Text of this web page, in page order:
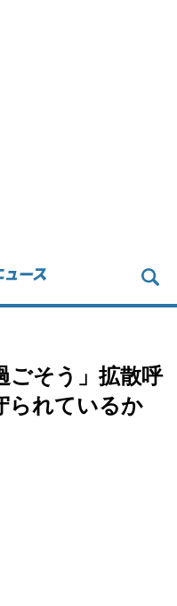
ごそう」拡散呼
れているか